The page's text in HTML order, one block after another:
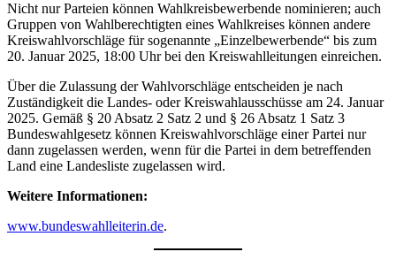
Nicht nur Parteien können Wahlkreisbewerbende nominieren; auch
Gruppen von Wahlberechtigten eines Wahlkreises können andere
Kreiswahlvorschläge für sogenannte „Einzelbewerbende“ bis zum
20. Januar 2025, 18:00 Uhr bei den Kreiswahlleitungen einreichen.
Über die Zulassung der Wahlvorschläge entscheiden je nach
Zuständigkeit die Landes- oder Kreiswahlausschüsse am 24. Januar
2025. Gemäß § 20 Absatz 2 Satz 2 und § 26 Absatz 1 Satz 3
Bundeswahlgesetz können Kreiswahlvorschläge einer Partei nur
dann zugelassen werden, wenn für die Partei in dem betreffenden
Land eine Landesliste zugelassen wird.
Weitere Informationen:
www.bundeswahlleiterin.de.